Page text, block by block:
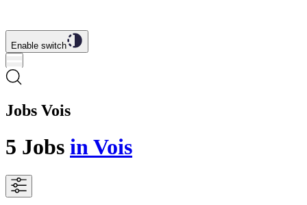
Enable switch
Jobs Vois
5 Jobs in Vois